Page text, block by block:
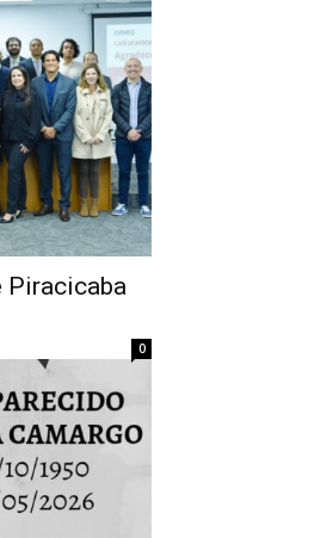
Piracicaba
0